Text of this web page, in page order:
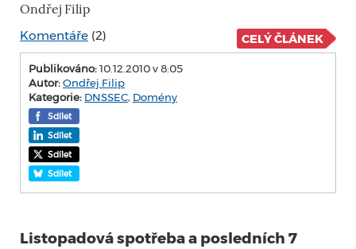
Ondřej Filip
Komentáře (2) CELÝ ČLÁNEK
Publikováno:10.12.2010 v 8:05
Autor:Ondřej Filip
Kategorie: DNSSEC, Domény
Sdílet
Sdílet
Sdílet
Sdílet
Listopadová spotřeba a posledních 7